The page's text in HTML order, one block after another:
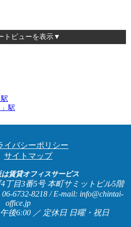
トビューを表示▼
駅
」駅
イバシーポリシー
サイトマップ
は賃貸オフィスサービス
丁目3番5号 本町サミットビル5階
6732-8218 / E-mail: info@chintai-
office.jp
後6:00 ／ 定休日 日曜・祝日